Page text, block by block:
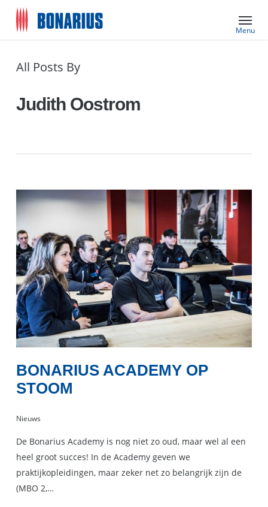
Menu
All Posts By
Judith Oostrom
BONARIUS ACADEMY OP
STOOM
Nieuws
De Bonarius Academy is nog niet zo oud, maar wel al een
heel groot succes! In de Academy geven we
praktijkopleidingen, maar zeker net zo belangrijk zijn de
(MBO 2,…